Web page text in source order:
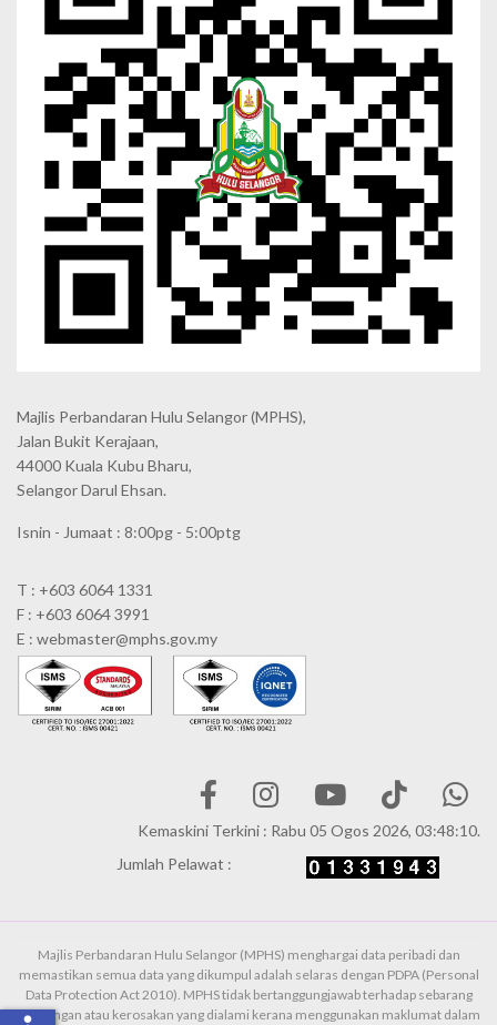
Majlis Perbandaran Hulu Selangor (MPHS),
Jalan Bukit Kerajaan,
44000 Kuala Kubu Bharu,
Selangor Darul Ehsan.
Isnin - Jumaat : 8:00pg - 5:00ptg
T : +603 6064 1331
F : +603 6064 3991
E : webmaster@mphs.gov.my
Kemaskini Terkini : Rabu 05 Ogos 2026, 03:48:10.
Jumlah Pelawat :
Majlis Perbandaran Hulu Selangor (MPHS) menghargai data peribadi dan
memastikan semua data yang dikumpul adalah selaras dengan PDPA (Personal
Data Protection Act 2010). MPHS tidak bertanggungjawab terhadap sebarang
kehilangan atau kerosakan yang dialami kerana menggunakan maklumat dalam